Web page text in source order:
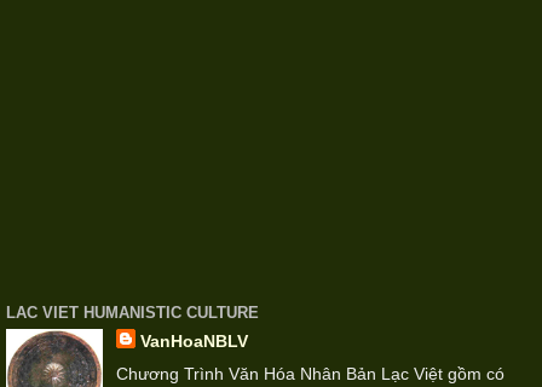
LAC VIET HUMANISTIC CULTURE
VanHoaNBLV
Chương Trình Văn Hóa Nhân Bản Lạc Việt gồm có